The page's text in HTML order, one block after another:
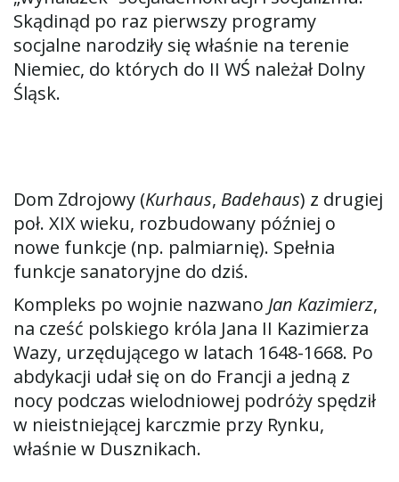
Skądinąd po raz pierwszy programy
socjalne narodziły się właśnie na terenie
Niemiec, do których do II WŚ należał Dolny
Śląsk.
Dom Zdrojowy (Kurhaus, Badehaus) z drugiej
poł. XIX wieku, rozbudowany później o
nowe funkcje (np. palmiarnię). Spełnia
funkcje sanatoryjne do dziś.
Kompleks po wojnie nazwano Jan Kazimierz,
na cześć polskiego króla Jana II Kazimierza
Wazy, urzędującego w latach 1648-1668. Po
abdykacji udał się on do Francji a jedną z
nocy podczas wielodniowej podróży spędził
w nieistniejącej karczmie przy Rynku,
właśnie w Dusznikach.